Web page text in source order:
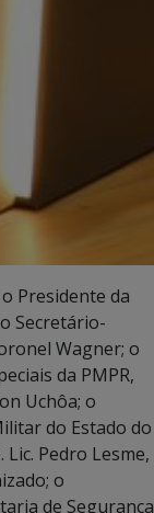
Presidente da
Secretário-
Wagner; o
da PMPR,
Uchôa; o
do Estado do
Pedro Lesme,
o
de Segurança